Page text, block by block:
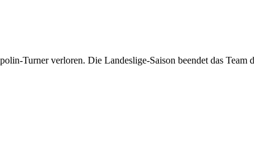
Turner verloren. Die Landeslige-Saison beendet das Team